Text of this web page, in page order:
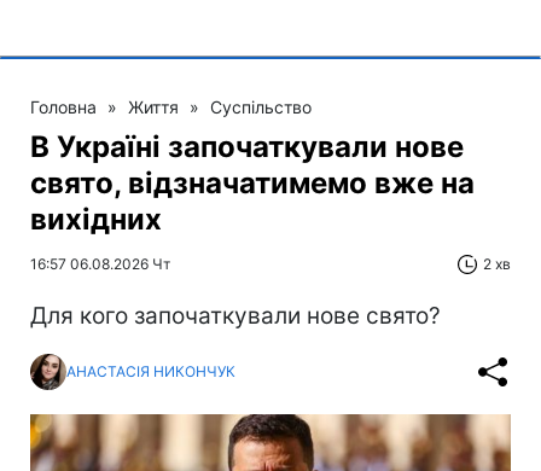
Головна » Життя » Суспільство
В Україні започаткували нове
свято, відзначатимемо вже на
вихідних
16:57 06.08.2026 Чт 2 хв
Для кого започаткували нове свято?
АНАСТАСІЯ НИКОНЧУК